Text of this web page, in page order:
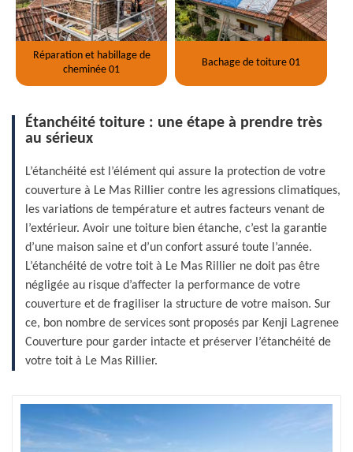
Réparation et habillage de
cheminée 01
Bachage de toiture 01
Étanchéité toiture : une étape à prendre très
au sérieux
L’étanchéité est l’élément qui assure la protection de votre
couverture à Le Mas Rillier contre les agressions climatiques,
les variations de température et autres facteurs venant de
l’extérieur. Avoir une toiture bien étanche, c’est la garantie
d’une maison saine et d’un confort assuré toute l’année.
L’étanchéité de votre toit à Le Mas Rillier ne doit pas être
négligée au risque d’affecter la performance de votre
couverture et de fragiliser la structure de votre maison. Sur
ce, bon nombre de services sont proposés par Kenji Lagrenee
Couverture pour garder intacte et préserver l’étanchéité de
votre toit à Le Mas Rillier.